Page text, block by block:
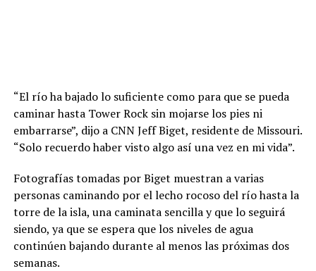
“El río ha bajado lo suficiente como para que se pueda
caminar hasta Tower Rock sin mojarse los pies ni
embarrarse”, dijo a CNN Jeff Biget, residente de Missouri.
“Solo recuerdo haber visto algo así una vez en mi vida”.
Fotografías tomadas por Biget muestran a varias
personas caminando por el lecho rocoso del río hasta la
torre de la isla, una caminata sencilla y que lo seguirá
siendo, ya que se espera que los niveles de agua
continúen bajando durante al menos las próximas dos
semanas.